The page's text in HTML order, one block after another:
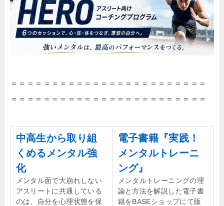
＝＝＝＝＝＝＝＝＝＝＝＝＝＝＝＝＝＝＝＝＝＝＝＝
＝＝＝＝＝＝＝＝＝＝＝＝＝＝＝＝＝＝＝＝＝＝＝＝
中高生から取り組
くめるメンタル強
化
メンタル面で大崩れしない
アスリートに共通している
のは、自分を心理状態を保
電子書籍『実践！
メンタルトレーニ
ング』
メンタルトレーニングの理
論と方法を解説した電子書
籍をBASEショップにて販